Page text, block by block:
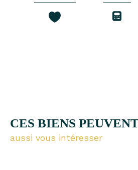
CES BIENS
aussi vous intéresser